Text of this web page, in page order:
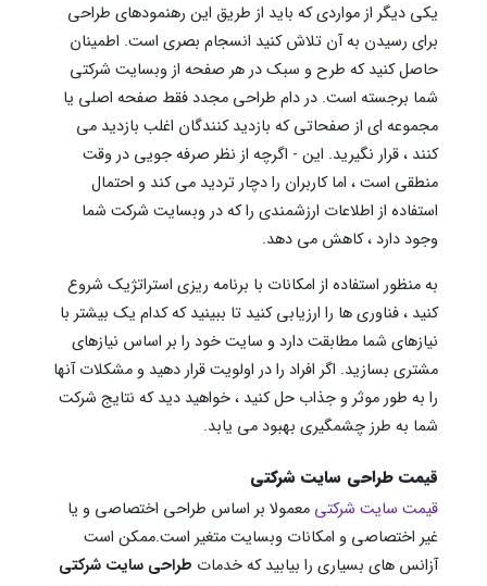
یکی دیگر از مواردی که باید از طریق این رهنمودهای طراحی
برای رسیدن به آن تلاش کنید انسجام بصری است. اطمینان
حاصل کنید که طرح و سبک در هر صفحه از وبسایت شرکتی
شما برجسته است. در دام طراحی مجدد فقط صفحه اصلی یا
مجموعه ای از صفحاتی که بازدید کنندگان اغلب بازدید می
کنند ، قرار نگیرید. این - اگرچه از نظر صرفه جویی در وقت
منطقی است ، اما کاربران را دچار تردید می کند و احتمال
استفاده از اطلاعات ارزشمندی را که در وبسایت شرکت شما
وجود دارد ، کاهش می دهد.
به منظور استفاده از امکانات با برنامه ریزی استراتژیک شروع
کنید ، فناوری ها را ارزیابی کنید تا ببینید که کدام یک بیشتر با
نیازهای شما مطابقت دارد و سایت خود را بر اساس نیازهای
مشتری بسازید. اگر افراد را در اولویت قرار دهید و مشکلات آنها
را به طور موثر و جذاب حل کنید ، خواهید دید که نتایج شرکت
شما به طرز چشمگیری بهبود می یابد.
قیمت طراحی سایت شرکتی
قیمت سایت شرکتی معمولا بر اساس طراحی اختصاصی و یا
غیر اختصاصی و امکانات وبسایت متغیر است.ممکن است
آزانس های بسیاری را بیابید که خدمات طراحی سایت شرکتی